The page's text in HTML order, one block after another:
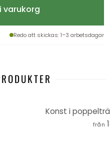
varukorg
Redo att skickas: 1–3 arbetsdagar
Konst i
från